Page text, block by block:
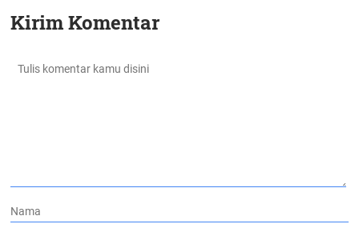
Kirim Komentar